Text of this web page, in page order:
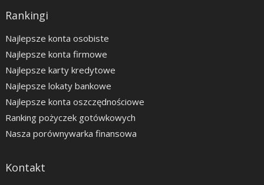
Rankingi
Najlepsze konta osobiste
Najlepsze konta firmowe
Najlepsze karty kredytowe
Najlepsze lokaty bankowe
Najlepsze konta oszczędnościowe
Ranking pożyczek gotówkowych
Nasza porównywarka finansowa
Kontakt